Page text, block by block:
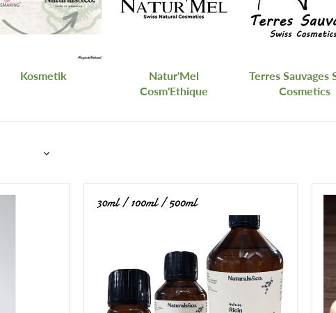
Kosmetik
Natur'Mel
Cosm'Ethique
Terres Sauvages
Cosmetics